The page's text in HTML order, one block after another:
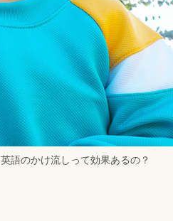
英語のかけ流しって効果あるの？